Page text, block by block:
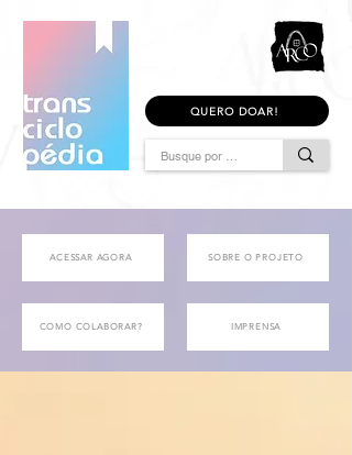
QUERO DOAR!
ACESSAR AGORA SOBRE O PROJETO
COMO COLABORAR? IMPRENSA